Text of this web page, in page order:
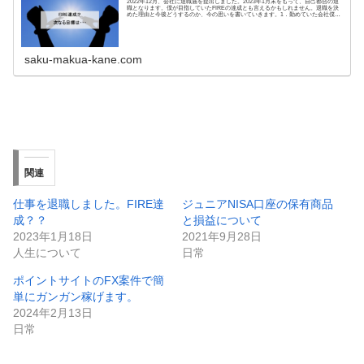
職となります。僕が目指していたFIREの達成とも言えるかもしれません。退職を決
めた理由と今後どうするのか、今の思いを書いていきます。1．勤めていた会社僕は
saku-makua-kane.com
関連
仕事を退職しました。FIRE達
成？？
2023年1月18日
人生について
ジュニアNISA口座の保有商品
と損益について
2021年9月28日
日常
ポイントサイトのFX案件で簡
単にガンガン稼げます。
2024年2月13日
日常